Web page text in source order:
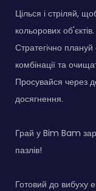
Цілься і стріляй,
кольорових об'єктів.
Стратегічно
комбінації та
Просувайся через
досягнення.
Грай у Bim Bam
пазлів!
Готовий до вибуху